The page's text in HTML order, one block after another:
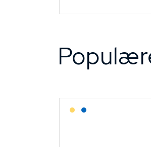
Lagerført: Grossist
Lagerført: NEK